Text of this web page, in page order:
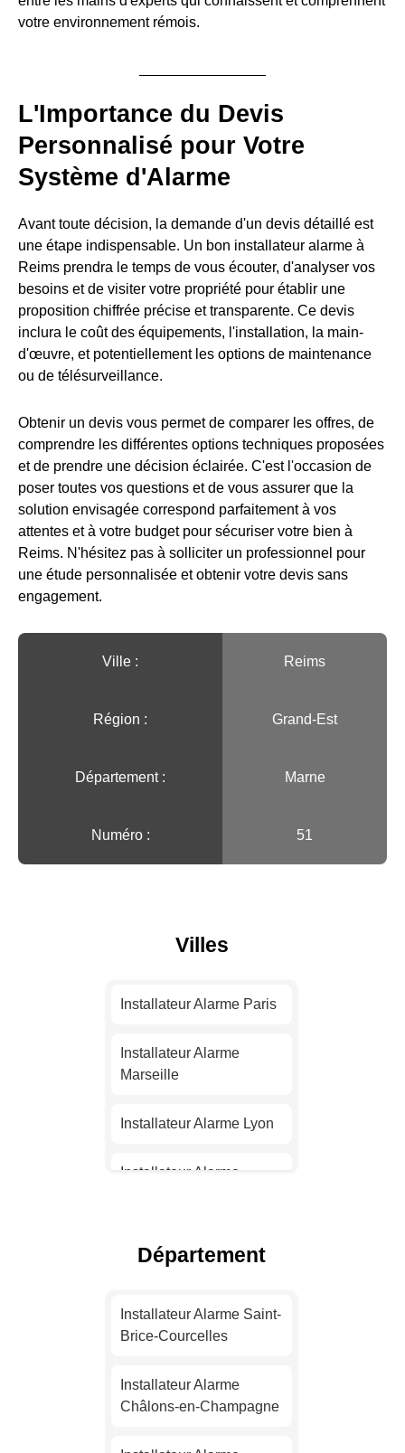
votre environnement rémois.
L'Importance du Devis
Personnalisé pour Votre
Système d'Alarme
Avant toute décision, la demande d'un devis détaillé est
une étape indispensable. Un bon installateur alarme à
Reims prendra le temps de vous écouter, d'analyser vos
besoins et de visiter votre propriété pour établir une
proposition chiffrée précise et transparente. Ce devis
inclura le coût des équipements, l'installation, la main-
d'œuvre, et potentiellement les options de maintenance
ou de télésurveillance.
Obtenir un devis vous permet de comparer les offres, de
comprendre les différentes options techniques proposées
et de prendre une décision éclairée. C'est l'occasion de
poser toutes vos questions et de vous assurer que la
solution envisagée correspond parfaitement à vos
attentes et à votre budget pour sécuriser votre bien à
Reims. N'hésitez pas à solliciter un professionnel pour
une étude personnalisée et obtenir votre devis sans
engagement.
Ville :️ Reims
Région :️ Grand-Est
Département : Marne
Numéro : 51
Villes
Installateur Alarme Paris
Installateur Alarme
Marseille
Installateur Alarme Lyon
Installateur Alarme
Installateur Alarme Nice
Nantes
Strasbourg
Département
Installateur Alarme Saint-
Brice-Courcelles
Installateur Alarme
Châlons-en-Champagne